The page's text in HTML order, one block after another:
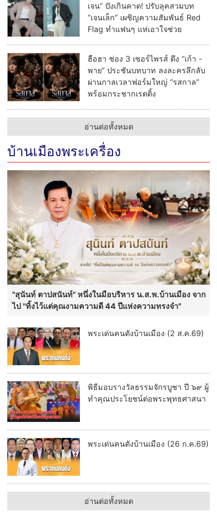
เจน” ปังเกินคาด! ปรับลุคสวมบท
“เจนเล็ก” เผชิญความสัมพันธ์ Red
Flag ทำแฟนๆ แห่เอาใจช่วย
ฮือฮา ช่อง 3 เซอร์ไพรส์ ดึง “เก้า -
พาย” ประชันบทบาท ลงละครลึกลับ
ผ่านกาลเวลาฟอร์มใหญ่ “รสกาล”
พร้อมกระชากเรตติ้ง
อ่านต่อทั้งหมด
บ้านเมืองพระเครื่อง
"สุนันท์ ตาปสนันท์" หนึ่งในมือบริหาร น.ส.พ.บ้านเมือง จาก
ไป "ทิ้งไว้แต่คุณงามความดี 44 ปีแห่งความทรงจำ"
พระเด่นคนดังบ้านเมือง (2 ส.ค.69)
พิธีมอบรางวัลธรรมจักรบูชา ปี ๖๙ ผู้
ทำคุณประโยชน์ต่อพระพุทธศาสนา
พระเด่นคนดังบ้านเมือง (26 ก.ค.69)
อ่านต่อทั้งหมด